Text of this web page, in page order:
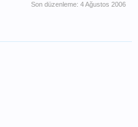
Son düzenleme: 4 Ağustos 2006